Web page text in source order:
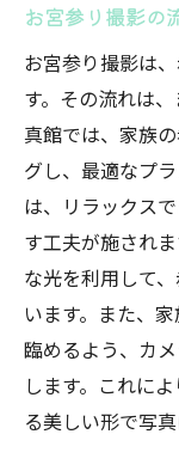
お宮参り撮影の
お宮参り撮影は
す。その流れは
真館では、家族
グし、最適なプ
は、リラックス
す工夫が施され
な光を利用して
います。また、
臨めるよう、カ
します。これに
る美しい形で写